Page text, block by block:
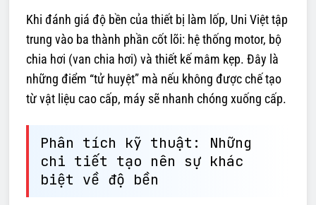
Khi đánh giá độ bền của thiết bị làm lốp, Uni Việt tập
trung vào ba thành phần cốt lõi: hệ thống motor, bộ
chia hơi (van chia hơi) và thiết kế mâm kẹp. Đây là
những điểm “tử huyệt” mà nếu không được chế tạo
từ vật liệu cao cấp, máy sẽ nhanh chóng xuống cấp.
Phân tích kỹ thuật: Những
chi tiết tạo nên sự khác
biệt về độ bền